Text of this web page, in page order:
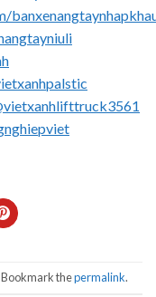
Bookmark thepermalink.